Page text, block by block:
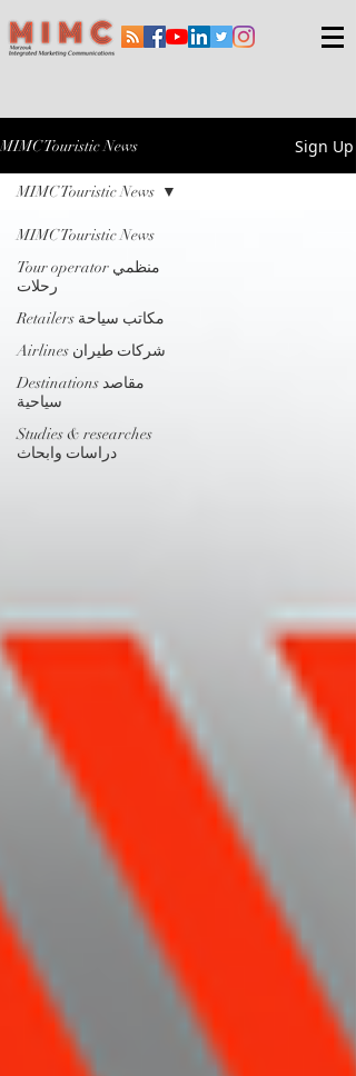
MIMC Touristic News Sign Up
MIMC Touristic News
Tour operator منظمي
رحلات
Retailers مكاتب سياحة
Airlines شركات طيران
Destinations مقاصد
سياحية
Studies & researches
دراسات وابحاث
MIMC Touristic News